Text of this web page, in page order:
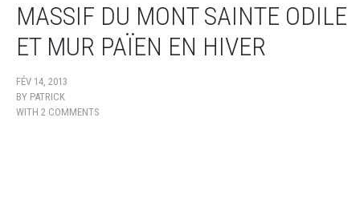
MASSIF DU MONT SAINTE ODILE
ET MUR PAÏEN EN HIVER
FÉV 14, 2013
BY PATRICK
WITH 2 COMMENTS